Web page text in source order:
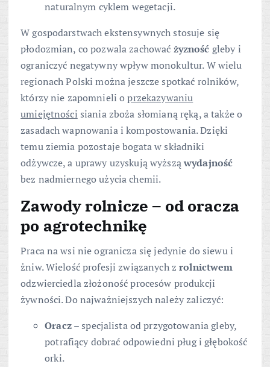
naturalnym cyklem wegetacji.
W gospodarstwach ekstensywnych stosuje się
płodozmian, co pozwala zachować żyzność gleby i
ograniczyć negatywny wpływ monokultur. W wielu
regionach Polski można jeszcze spotkać rolników,
którzy nie zapomnieli oprzekazywaniu
umiejętności siania zboża słomianą ręką, a także o
zasadach wapnowania i kompostowania. Dzięki
temu ziemia pozostaje bogata w składniki
odżywcze, a uprawy uzyskują wyższąwydajność
bez nadmiernego użycia chemii.
Zawody rolnicze – od oracza
po agrotechnikę
Praca na wsi nie ogranicza się jedynie do siewu i
żniw. Wielość profesji związanych zrolnictwem
odzwierciedla złożoność procesów produkcji
żywności. Do najważniejszych należy zaliczyć:
Oracz– specjalista od przygotowania gleby,
potrafiący dobrać odpowiedni pług i głębokość
orki.